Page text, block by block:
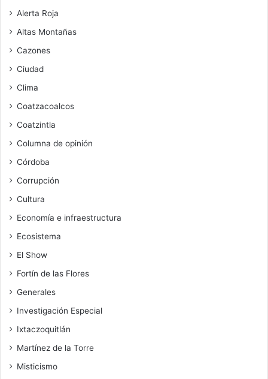
Alerta Roja
Altas Montañas
Cazones
Ciudad
Clima
Coatzacoalcos
Coatzintla
Columna de opinión
Córdoba
Corrupción
Cultura
Economía e infraestructura
Ecosistema
El Show
Fortín de las Flores
Generales
Investigación Especial
Ixtaczoquitlán
Martínez de la Torre
Misticismo